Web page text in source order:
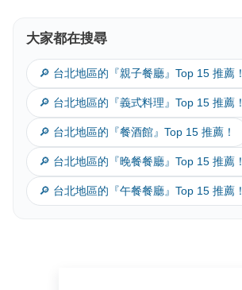
檸檬豬肋排佐BBQ
醬汁
$568
1
法式羊排佐烏斯特
醬汁
$698
1
大家都在搜尋
🔎 台北地區的『親子餐廳』Top 15 推薦！
🔎 台北地區的『義式料理』Top 15 推薦！
🔎 台北地區的『餐酒館』Top 15 推薦！
🔎 台北地區的『晚餐餐廳』Top 15 推薦！
🔎 台北地區的『午餐餐廳』Top 15 推薦！